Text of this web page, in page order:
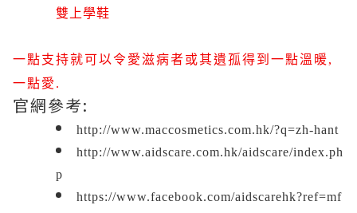
雙上學鞋
一點支持就可以令愛滋病者或其遺孤得到一點溫暖,
一點愛.
官網參考:
http://www.maccosmetics.com.hk/?q=zh-hant
http://www.aidscare.com.hk/aidscare/index.ph
p
https://www.facebook.com/aidscarehk?ref=mf